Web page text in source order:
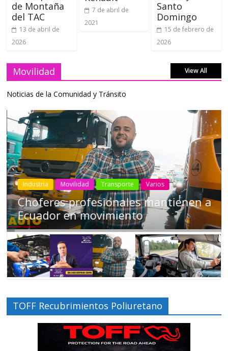
de Montaña
del TAC
13 de abril de
2026
7 de abril de
2021
Santo
Domingo
15 de febrero de
2026
Movilidad View All
Noticias de la Comunidad y Tránsito
Industria Movilidad Transporte Varios
Choferes profesionales mantienen a
Ecuador en movimiento
TOFF Recubrimientos Poliuretano